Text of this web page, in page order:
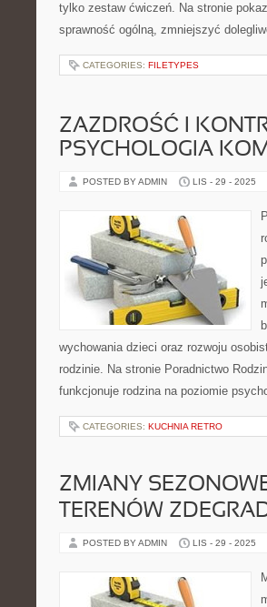
tylko zestaw ćwiczeń. Na stronie
sprawność ogólną, zmniejszyć
CATEGORIES: FILETYPES
ZAZDROŚĆ I
PSYCHOLOGIA
POSTED BY ADMIN LIS - 29 - 2025
wychowania dzieci oraz rozwoju
rodzinie. Na stronie Poradnictwo
funkcjonuje rodzina na poziomie
CATEGORIES: KUCHNIA RETRO
ZMIANY
TERENÓW
POSTED BY ADMIN LIS - 29 - 2025